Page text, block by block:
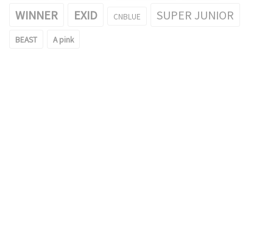
WINNER
EXID CNBLUE SUPER JUNIOR
BEAST A pink